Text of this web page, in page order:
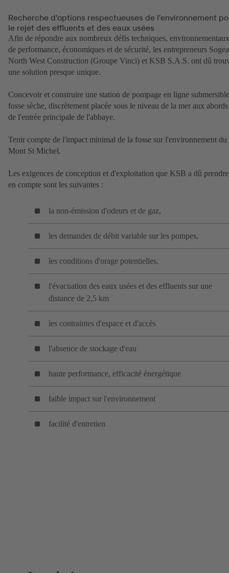
Recherche d'options respectueuses de l'environnement
le rejet des effluents et des eaux usées
Afin de répondre aux nombreux défis techniques,
de performance, économiques et de sécurité, les entrepreneurs Sogea
North West Construction (Groupe Vinci) et KSB S.A.S. ont dû
une solution presque unique.
Concevoir et construire une station de pompage en ligne
fosse sèche, discrètement placée sous le niveau de la mer aux abords
de l'entrée principale de l'abbaye.
Tenir compte de l'impact minimal de la fosse sur l'environnement du
Mont St Michel.
Les exigences de conception et d'exploitation que KSB a dû prendre
en compte sont les suivantes :
la non-émission d'odeurs et de gaz,
les demandes de débit variable sur les pompes,
les conditions d'orage potentielles,
l'évacuation des eaux usées et des effluents sur une
distance de 2,5 km
les contraintes d'espace et d'accès
l'absence de stockage d'eau
haute performance, efficacité énergétique
faible impact sur l'environnement
facilité d'entretien